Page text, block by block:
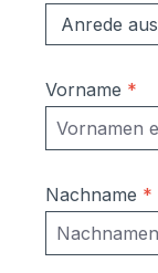
Vorname *
Nachname *